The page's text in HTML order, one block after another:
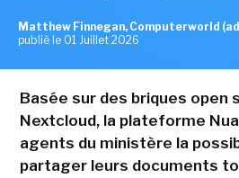
Matthew Finnegan, Computerworld
publié le 01 Juillet 2026
Basée sur des briques open
Nextcloud, la plateforme
agents du ministère la
partager leurs documents